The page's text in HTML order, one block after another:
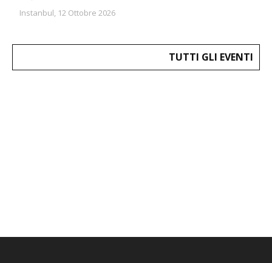
Instanbul, 12 Ottobre 2026
TUTTI GLI EVENTI